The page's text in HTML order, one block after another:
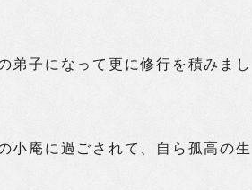
弟子になって更に修行を積みまし
小庵に過ごされて、自ら孤高の生